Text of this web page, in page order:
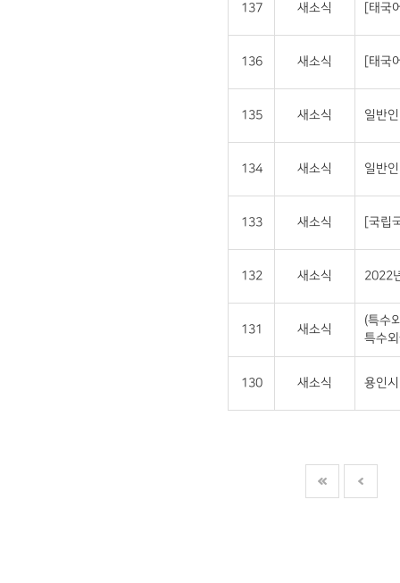
137 새소식 [태국
136 새소식 [태국
135 새소식 일반
134 새소식 일반
133 새소식 [국립
132 새소식 2022
131 새소식
(특수
특수
130 새소식 용인